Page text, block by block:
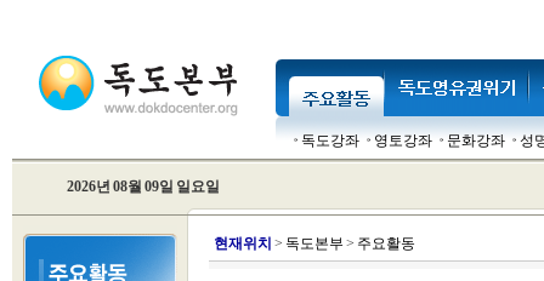
독도강좌 영토강좌 문화강좌 성
2026년 08월 09일 일요일
현재위치 > 독도본부 > 주요활동